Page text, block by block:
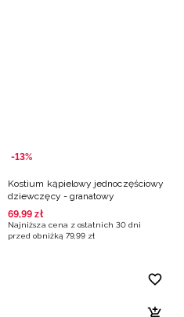
-13%
Kostium kąpielowy jednoczęściowy
dziewczęcy - granatowy
69,99 zł
Najniższa cena z ostatnich 30 dni
przed obniżką 79,99 zł